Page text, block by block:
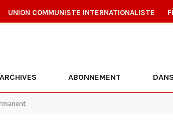
UNION COMMUNISTE INTERNATIONALISTE
ARCHIVES ABONNEMENT